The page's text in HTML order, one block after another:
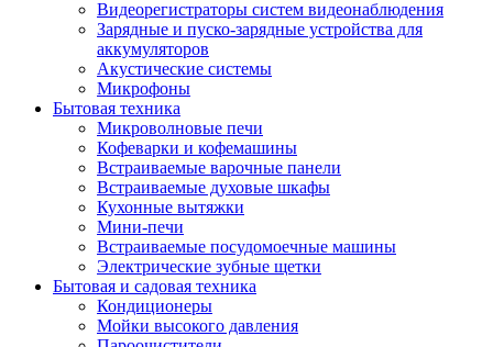
Видеорегистраторы систем видеонаблюдения
Зарядные и пуско-зарядные устройства для
аккумуляторов
Акустические системы
Микрофоны
Бытовая техника
Микроволновые печи
Кофеварки и кофемашины
Встраиваемые варочные панели
Встраиваемые духовые шкафы
Кухонные вытяжки
Мини-печи
Встраиваемые посудомоечные машины
Электрические зубные щетки
Бытовая и садовая техника
Кондиционеры
Мойки высокого давления